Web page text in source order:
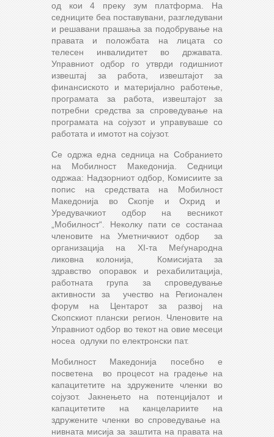
од кои 4 преку зум платформа. На
седниците беа поставувани, разгледувани
и решавани прашања за подобрување на
правата и положбата на лицата со
телесен инвалидитет во државата.
Управниот одбор го утврди годишниот
извештај за работа, извештајот за
финансиското и материјално работење,
програмата за работа, извештајот за
потребни средства за спроведување на
програмата на сојузот и управуваше со
работата и имотот на сојузот.
Се одржа една седница на Собранието
на Мобилност Македонија. Седници
одржаа: Надзорниот одбор, Комисиите за
попис на средствата на Мобилност
Македонија во Скопје и Охрид и
Уредувачкиот одбор на весникот
„Мобилност“. Неколку пати се состанаа
членовите на Уметничкиот одбор за
организација на XI-та Mеѓународна
ликовна колонија, Комисијата за
здравство опоравок и рехабилитација,
работната група за спроведување
активности за учество на Регионален
форум на Центарот за развој на
Скопскиот плански регион. Членовите на
Управниот одбор во текот на овие месеци
носеа одлуки по електронски пат.
Мобилност Македонија посебно е
посветена во процесот на градење на
капацитетите на здружените членки во
сојузот. Јакнењето на потенцијалот и
капацитетите на канцелариите на
здружените членки во спроведување на
нивната мисија за заштита на правата на